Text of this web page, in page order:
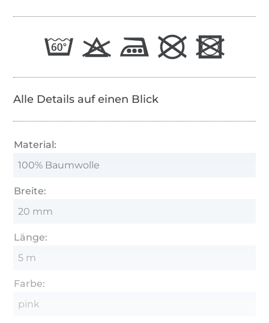
Alle Details auf einen Blick
Material:
100% Baumwolle
Breite:
20 mm
Länge:
5 m
Farbe:
pink